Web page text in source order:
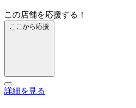
この店舗を応援する！
ここから応援
詳細を見る